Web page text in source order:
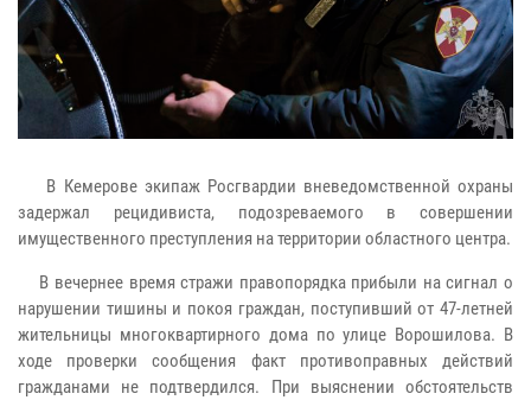
В Кемерове экипаж Росгвардии вневедомственной охраны
задержал рецидивиста, подозреваемого в совершении
имущественного преступления на территории областного центра.
В вечернее время стражи правопорядка прибыли на сигнал о
нарушении тишины и покоя граждан, поступивший от 47-летней
жительницы многоквартирного дома по улице Ворошилова. В
ходе проверки сообщения факт противоправных действий
гражданами не подтвердился. При выяснении обстоятельств